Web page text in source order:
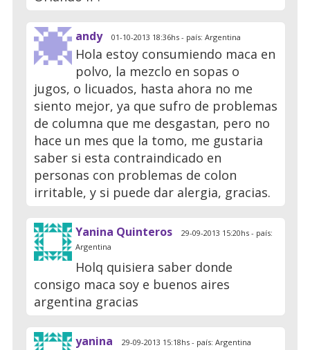
andy 01-10-2013 18:36hs - país: Argentina
Hola estoy consumiendo maca en
polvo, la mezclo en sopas o
jugos, o licuados, hasta ahora no me
siento mejor, ya que sufro de problemas
de columna que me desgastan, pero no
hace un mes que la tomo, me gustaria
saber si esta contraindicado en
personas con problemas de colon
irritable, y si puede dar alergia, gracias.
Yanina Quinteros 29-09-2013 15:20hs - país:
Argentina
Holq quisiera saber donde
consigo maca soy e buenos aires
argentina gracias
yanina 29-09-2013 15:18hs - país: Argentina